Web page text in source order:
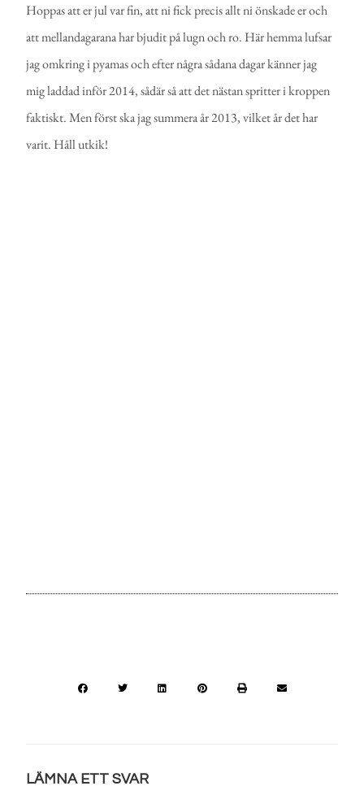
Hoppas att er jul var fin, att ni fick precis allt ni önskade er och
att mellandagarana har bjudit på lugn och ro. Här hemma lufsar
jag omkring i pyamas och efter några sådana dagar känner jag
mig laddad inför 2014, sådär så att det nästan spritter i kroppen
faktiskt. Men först ska jag summera år 2013, vilket år det har
varit. Håll utkik!
LÄMNA ETT SVAR